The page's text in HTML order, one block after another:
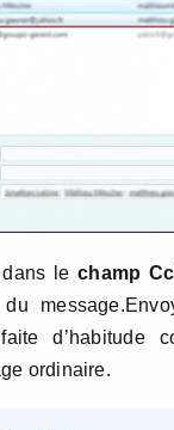
dans lechamp
d’habitude
ordinaire.